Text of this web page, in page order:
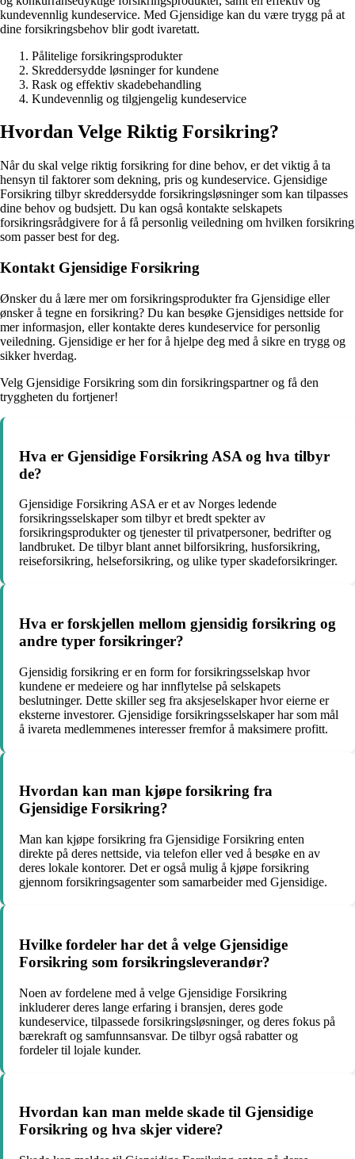
kundevennlig kundeservice. Med Gjensidige kan du være trygg på at
dine forsikringsbehov blir godt ivaretatt.
Pålitelige forsikringsprodukter
Skreddersydde løsninger for kundene
Rask og effektiv skadebehandling
Kundevennlig og tilgjengelig kundeservice
Hvordan Velge Riktig Forsikring?
Når du skal velge riktig forsikring for dine behov, er det viktig å ta
hensyn til faktorer som dekning, pris og kundeservice. Gjensidige
Forsikring tilbyr skreddersydde forsikringsløsninger som kan tilpasses
dine behov og budsjett. Du kan også kontakte selskapets
forsikringsrådgivere for å få personlig veiledning om hvilken forsikring
som passer best for deg.
Kontakt Gjensidige Forsikring
Ønsker du å lære mer om forsikringsprodukter fra Gjensidige eller
ønsker å tegne en forsikring? Du kan besøke Gjensidiges nettside for
mer informasjon, eller kontakte deres kundeservice for personlig
veiledning. Gjensidige er her for å hjelpe deg med å sikre en trygg og
sikker hverdag.
Velg Gjensidige Forsikring som din forsikringspartner og få den
tryggheten du fortjener!
Hva er Gjensidige Forsikring ASA og hva tilbyr
de?
Gjensidige Forsikring ASA er et av Norges ledende
forsikringsselskaper som tilbyr et bredt spekter av
forsikringsprodukter og tjenester til privatpersoner, bedrifter og
landbruket. De tilbyr blant annet bilforsikring, husforsikring,
reiseforsikring, helseforsikring, og ulike typer skadeforsikringer.
Hva er forskjellen mellom gjensidig forsikring og
andre typer forsikringer?
Gjensidig forsikring er en form for forsikringsselskap hvor
kundene er medeiere og har innflytelse på selskapets
beslutninger. Dette skiller seg fra aksjeselskaper hvor eierne er
eksterne investorer. Gjensidige forsikringsselskaper har som mål
å ivareta medlemmenes interesser fremfor å maksimere profitt.
Hvordan kan man kjøpe forsikring fra
Gjensidige Forsikring?
Man kan kjøpe forsikring fra Gjensidige Forsikring enten
direkte på deres nettside, via telefon eller ved å besøke en av
deres lokale kontorer. Det er også mulig å kjøpe forsikring
gjennom forsikringsagenter som samarbeider med Gjensidige.
Hvilke fordeler har det å velge Gjensidige
Forsikring som forsikringsleverandør?
Noen av fordelene med å velge Gjensidige Forsikring
inkluderer deres lange erfaring i bransjen, deres gode
kundeservice, tilpassede forsikringsløsninger, og deres fokus på
bærekraft og samfunnsansvar. De tilbyr også rabatter og
fordeler til lojale kunder.
Hvordan kan man melde skade til Gjensidige
Forsikring og hva skjer videre?